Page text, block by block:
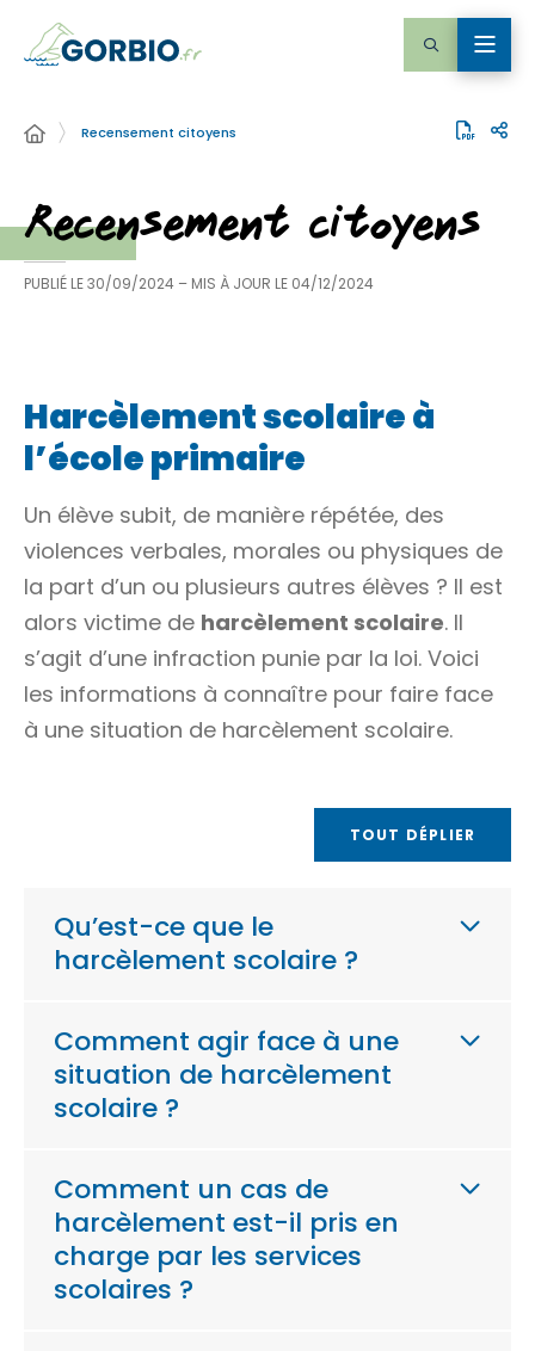
Recensement citoyens
Recensement citoyens
PUBLIÉ LE30/09/2024 – MIS À JOUR LE 04/12/2024
Harcèlement scolaire à
l’école primaire
Un élève subit, de manière répétée, des
violences verbales, morales ou physiques de
la part d’un ou plusieurs autres élèves ? Il est
alors victime de harcèlement scolaire. Il
s’agit d’une infraction punie par la loi. Voici
les informations à connaître pour faire face
à une situation de harcèlement scolaire.
TOUT DÉPLIER
Qu’est-ce que le
harcèlement scolaire ?
Comment agir face à une
situation de harcèlement
scolaire ?
Comment un cas de
harcèlement est-il pris en
charge par les services
scolaires ?